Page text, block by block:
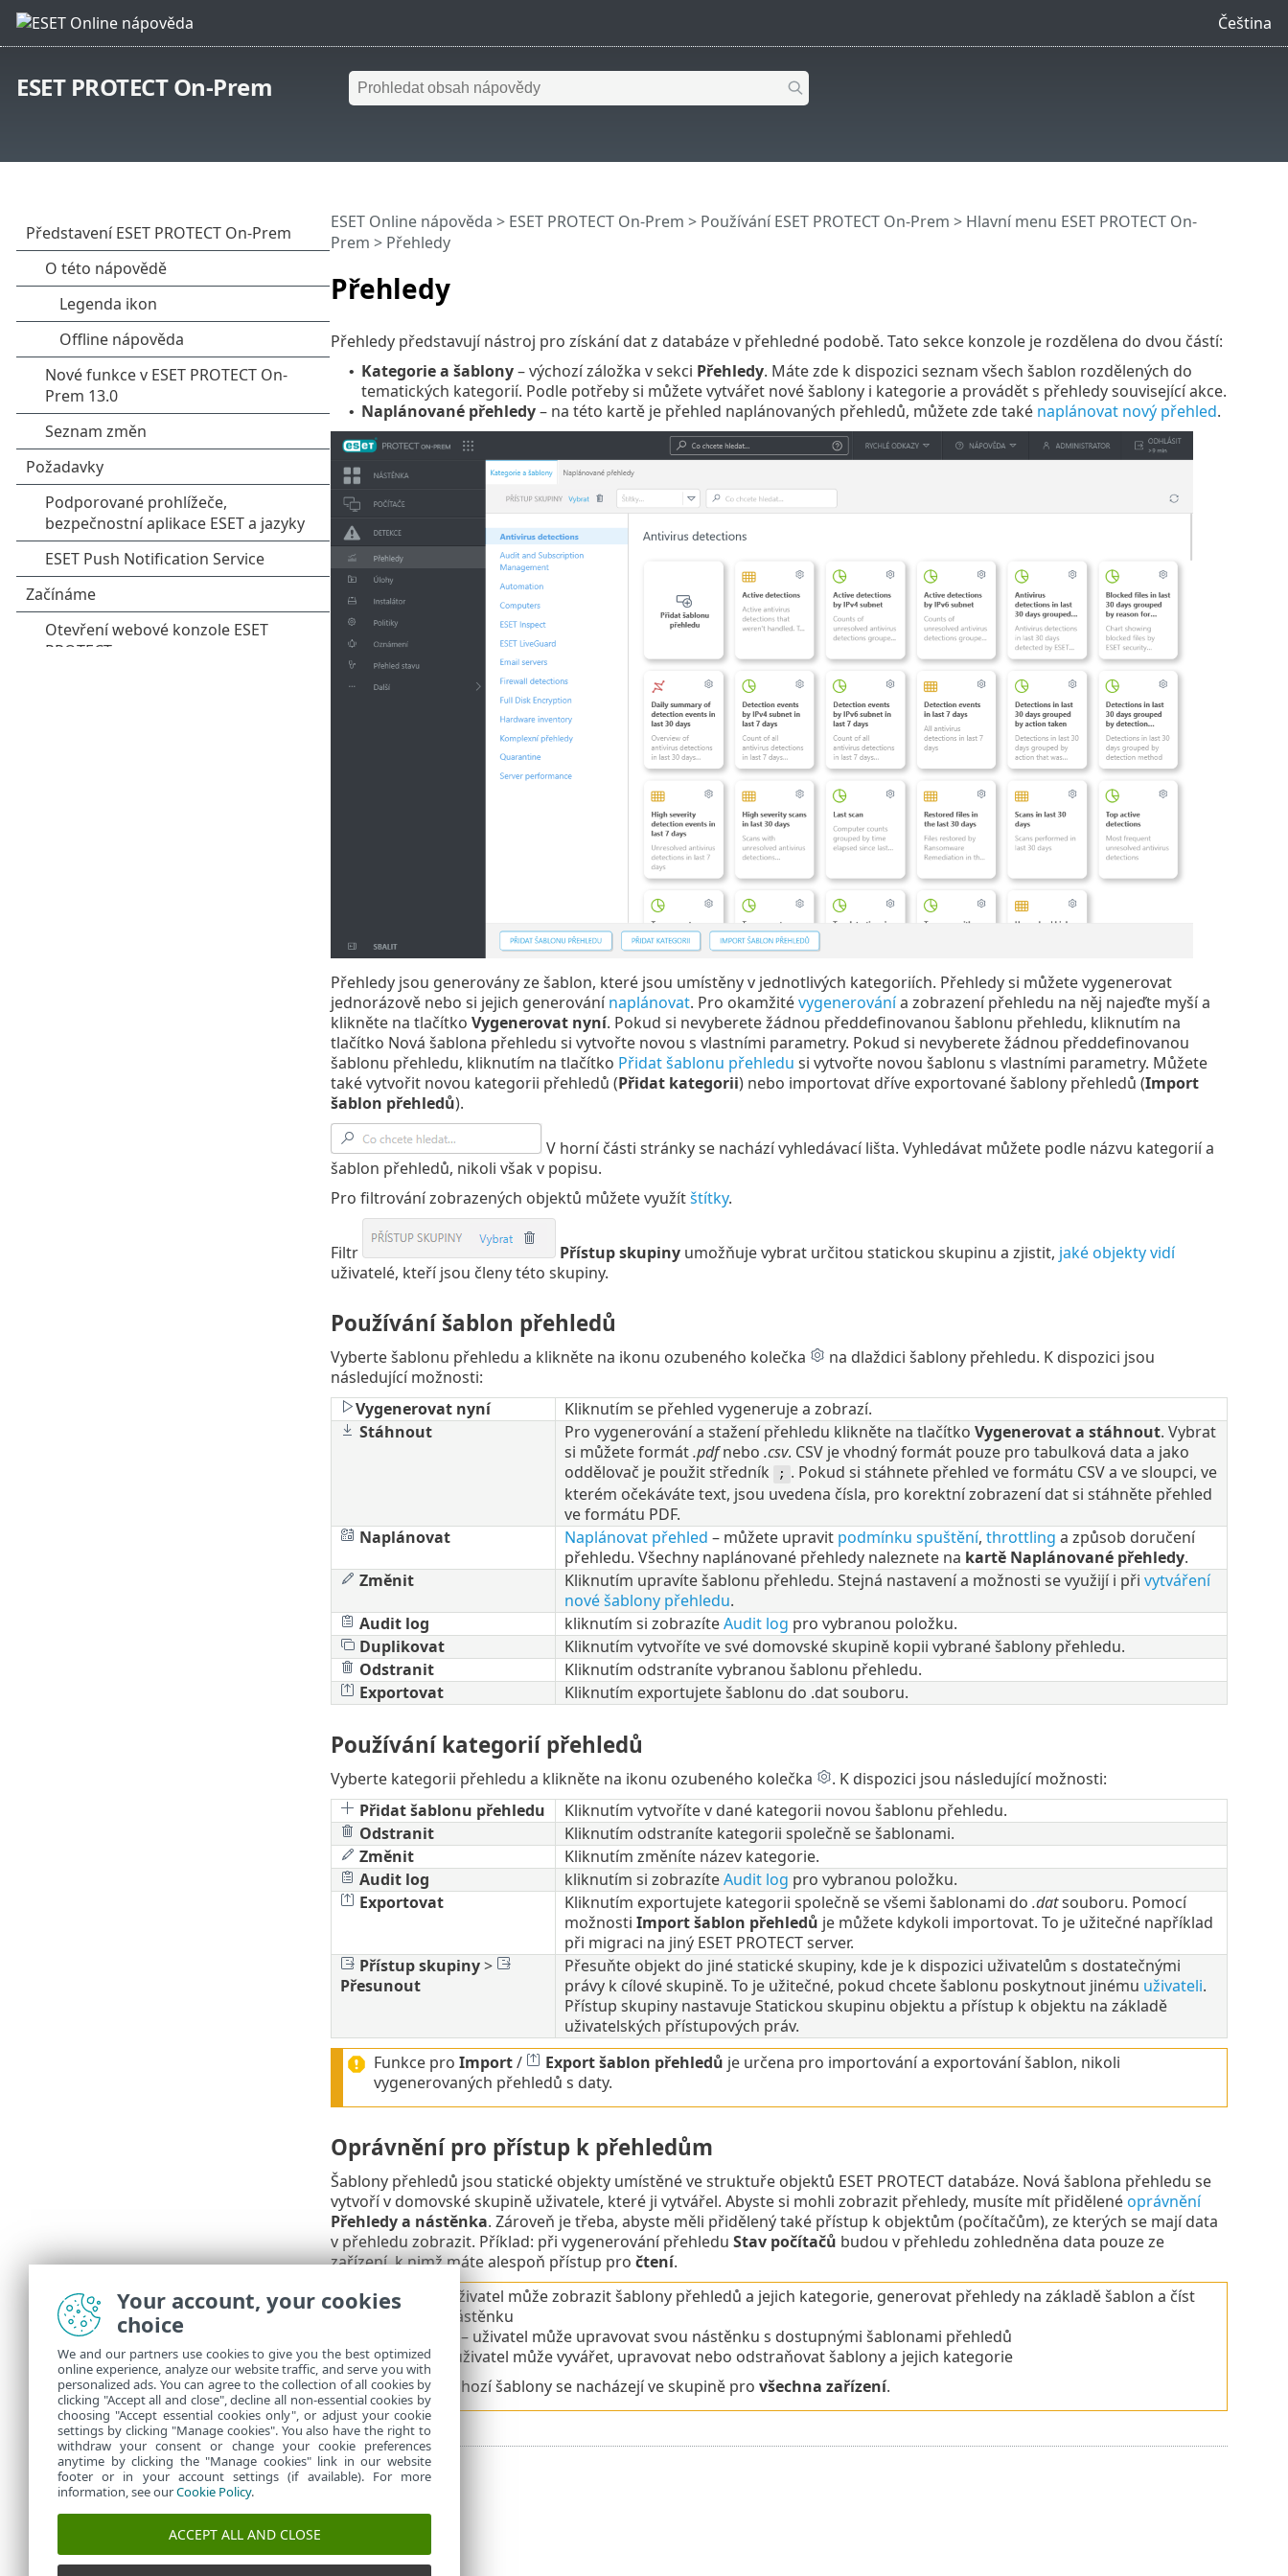
Čeština
ESET PROTECT On-Prem
Přehledy
ESET Online nápověda > ESET PROTECT On-Prem > Používání ESET PROTECT On-Prem > Hlavní menu ESET PROTECT On-
Prem > Přehledy
Přehledy představují nástroj pro získání dat z databáze v přehledné podobě. Tato sekce konzole je rozdělena do dvou částí:
• Kategorie a šablony– výchozí záložka v sekci Přehledy. Máte zde k dispozici seznam všech šablon rozdělených do
tematických kategorií. Podle potřeby si můžete vytvářet nové šablony i kategorie a provádět s přehledy související akce.
• Naplánované přehledy– na této kartě je přehled naplánovaných přehledů, můžete zde také naplánovat nový přehled.
Přehledy jsou generovány ze šablon, které jsou umístěny v jednotlivých kategoriích. Přehledy si můžete vygenerovat
jednorázově nebo si jejich generovánínaplánovat. Pro okamžitévygenerovánía zobrazení přehledu na něj najeďte myší a
klikněte na tlačítko Vygenerovat nyní. Pokud si nevyberete žádnou předdefinovanou šablonu přehledu, kliknutím na
tlačítko Nová šablona přehledu si vytvořte novou s vlastními parametry. Pokud si nevyberete žádnou předdefinovanou
šablonu přehledu, kliknutím na tlačítko Přidat šablonu přehledu si vytvořte novou šablonu s vlastními parametry. Můžete
také vytvořit novou kategorii přehledů (Přidat kategorii) nebo importovat dříve exportované šablony přehledů (Import
šablon přehledů).
V horní části stránky se nachází vyhledávací lišta. Vyhledávat můžete podle názvu kategorií a
šablon přehledů, nikoli však v popisu.
Pro filtrování zobrazených objektů můžete využítštítky.
Filtr Přístup skupinyumožňuje vybrat určitou statickou skupinu a zjistit, jaké objekty vidí
uživatelé, kteří jsou členy této skupiny.
Používání šablon přehledů
Vyberte šablonu přehledu a klikněte na ikonu ozubeného kolečka
na dlaždici šablony přehledu. K dispozici jsou
následující možnosti:
Vygenerovat nyní
Kliknutím se přehled vygeneruje a zobrazí.
Stáhnout
Pro vygenerování a stažení přehledu klikněte na tlačítko Vygenerovat a stáhnout. Vybrat
si můžete formát.pdfnebo .csv. CSV je vhodný formát pouze pro tabulková data a jako
oddělovač je použit středník
; . Pokud si stáhnete přehled ve formátu CSV a ve sloupci, ve
kterém očekáváte text, jsou uvedena čísla, pro korektní zobrazení dat si stáhněte přehled
ve formátu PDF.
Naplánovat
Naplánovat přehled – můžete upravit podmínku spuštění, throttling a způsob doručení
přehledu. Všechny naplánované přehledy naleznete na kartě Naplánované přehledy.
Změnit
Kliknutím upravíte šablonu přehledu. Stejná nastavení a možnosti se využijí i při vytváření
nové šablony přehledu.
Audit log
kliknutím si zobrazíteAudit log pro vybranou položku.
Duplikovat
Kliknutím vytvoříte ve své domovské skupině kopii vybrané šablony přehledu.
Odstranit
Kliknutím odstraníte vybranou šablonu přehledu.
Exportovat
Kliknutím exportujete šablonu do .dat souboru.
Používání kategorií přehledů
Vyberte kategorii přehledu a klikněte na ikonu ozubeného kolečka
. K dispozici jsou následující možnosti:
Přidat šablonu přehledu
Kliknutím vytvoříte v dané kategorii novou šablonu přehledu.
Odstranit
Kliknutím odstraníte kategorii společně se šablonami.
Změnit
Kliknutím změníte název kategorie.
Audit log
kliknutím si zobrazíteAudit log pro vybranou položku.
Exportovat
Kliknutím exportujete kategorii společně se všemi šablonami do .datsouboru. Pomocí
možnosti Import šablon přehledů je můžete kdykoli importovat. To je užitečné například
při migraci na jiný ESET PROTECT server.
Přístup skupiny>
Přesunout
Přesuňte objekt do jiné statické skupiny, kde je k dispozici uživatelům s dostatečnými
právy k cílové skupině. To je užitečné, pokud chcete šablonu poskytnout jinému uživateli.
Přístup skupiny nastavuje Statickou skupinu objektu a přístup k objektu na základě
uživatelských přístupových práv.
Funkce pro Import/ Export šablon přehledů je určena pro importování a exportování šablon, nikoli
vygenerovaných přehledů s daty.
Oprávnění pro přístup k přehledům
Šablony přehledů jsou statické objekty umístěné ve struktuře objektů ESET PROTECT databáze. Nová šablona přehledu se
vytvoří v domovské skupině uživatele, které ji vytvářel. Abyste si mohli zobrazit přehledy, musíte mít přidělenéoprávnění
Přehledy a nástěnka. Zároveň je třeba, abyste měli přidělený také přístup k objektům (počítačům), ze kterých se mají data
v přehledu zobrazit. Příklad: při vygenerování přehledu Stav počítačů budou v přehledu zohledněna data pouze ze
zařízení, k nimž máte alespoň přístup pro čtení.
•
– uživatel může zobrazit šablony přehledů a jejich kategorie, generovat přehledy na základě šablon a číst
jejich nástěnku
– uživatel může upravovat svou nástěnku s dostupnými šablonami přehledů
• Psát
– uživatel může vyvářet, upravovat nebo odstraňovat šablony a jejich kategorie
Všechny výchozí šablony se nacházejí ve skupině pro všechna zařízení.
Your account, your cookies
choice
We and our partners use cookies to give you the best optimized
online experience, analyze our website traffic, and serve you with
personalized ads. You can agree to the collection of all cookies by
clicking "Accept all and close", decline all non-essential cookies by
choosing "Accept essential cookies only", or adjust your cookie
settings by clicking "Manage cookies". You also have the right to
withdraw your consent or change your cookie preferences
anytime by clicking the "Manage cookies" link in our website
footer or in your account settings (if available). For more
information, see ourCookie Policy.
ACCEPT ALL AND CLOSE